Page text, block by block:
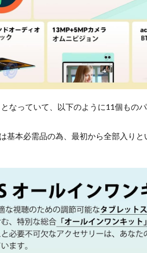
なっていて、以下のように11個もの
基本必需品の為、最初から全部入り